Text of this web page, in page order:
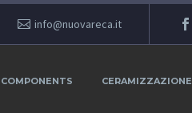
info@nuovareca.it
CERAMIZZAZIONE